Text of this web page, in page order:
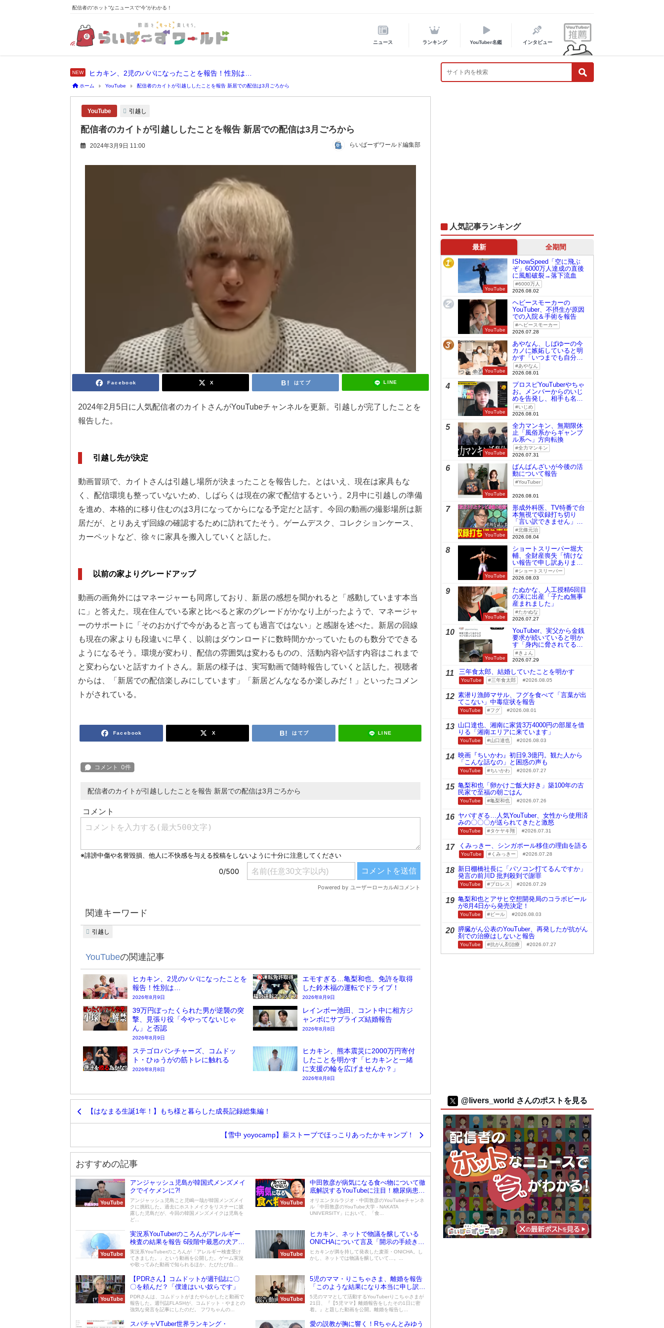
配信者の“ホット”なニュースで“今”がわかる！
ニュース ランキング YouTuber名鑑 インタビュー
ヒカキン、2児のパパになったことを報告！性別は…
ホーム YouTube 配信者のカイトが引越ししたことを報告 新居での配信は3月ごろから
YouTube 引越し
配信者のカイトが引越ししたことを報告 新居での配信は3月ごろから
2024年3月9日 11:00 らいばーずワールド編集部
Facebook X はてブ LINE
2024年2月5日に人気配信者のカイトさんがYouTubeチャンネルを更新。引越しが完了したことを
報告した。
引越し先が決定
動画冒頭で、カイトさんは引越し場所が決まったことを報告した。とはいえ、現在は家具もな
く、配信環境も整っていないため、しばらくは現在の家で配信するという。2月中に引越しの準備
を進め、本格的に移り住むのは3月になってからになる予定だと話す。今回の動画の撮影場所は新
居だが、とりあえず回線の確認するために訪れてたそう。ゲームデスク、コレクションケース、
カーペットなど、徐々に家具を搬入していくと話した。
以前の家よりグレードアップ
動画の画角外にはマネージャーも同席しており、新居の感想を聞かれると「感動しています本当
に」と答えた。現在住んでいる家と比べると家のグレードがかなり上がったようで、マネージャ
ーのサポートに「そのおかげで今があると言っても過言ではない」と感謝を述べた。新居の回線
も現在の家よりも段違いに早く、以前はダウンロードに数時間かかっていたものも数分でできる
ようになるそう。環境が変わり、配信の雰囲気は変わるものの、活動内容や話す内容はこれまで
と変わらないと話すカイトさん。新居の様子は、実写動画で随時報告していくと話した。視聴者
からは、「新居での配信楽しみにしています」「新居どんななるか楽しみだ！」といったコメン
トがされている。
Facebook X はてブ LINE
配信者のカイトが引越ししたことを報告 新居での配信は3月ごろから
関連キーワード
引越し
YouTubeの関連記事
ヒカキン、2児のパパになったことを
報告！性別は…
2026年8月9日
エモすぎる…亀梨和也、免許を取得
した鈴木福の運転でドライブ！
2026年8月9日
39万円ぼったくられた男が逆襲の突
撃、見張り役「今やってないじゃ
ん」と否認
2026年8月9日
レインボー池田、コント中に相方ジ
ャンボにサプライズ結婚報告
2026年8月8日
ステゴロパンチャーズ、コムドッ
ト・ひゅうがの筋トレに触れる
2026年8月8日
ヒカキン、熊本震災に2000万円寄付
したことを明かす「ヒカキンと一緒
に支援の輪を広げませんか？」
2026年8月8日
【はなまる生誕1年！】もち様と暮らした成長記録総集編！
【雪中 yoyocamp】薪ストーブでほっこりあったかキャンプ！
おすすめの記事
YouTube
アンジャッシュ児島が韓国式メンズメイ
クでイケメンに?!
アンジャッシュ児島こと児嶋一哉が韓国メンズメイ
クに挑戦した。過去にホストメイクをリスナーに披
露した児島だが、今回の韓国メンズメイクは児島を
ど...
YouTube
中田敦彦が病気になる食べ物について徹
底解説するYouTubeに注目！糖尿病患者
率の惨状は「日本の貧困化」が原因
オリエンタルラジオ・中田敦彦のYouTubeチャンネ
ル「中田敦彦のYouTube大学 - NAKATA
UNIVERSITY」において、「食...
YouTube
実況系YouTuberのころんがアレルギー
検査の結果を報告 6段階中最悪の犬アレ
ルギー
実況系YouTuberのころんが「アレルギー検査受け
てきました。」という動画を公開した。ゲーム実況
や歌ってみた動画で知られるほか、たびたび自...
YouTube
ヒカキン、ネットで物議を醸している
ONICHAについて言及「開示の手続きを
始めています」
ヒカキンが満を持して発表した麦茶・ONICHA。し
かし、ネットでは物議を醸していて…。...
YouTube
【PDRさん】コムドットが週刊誌に〇
〇を頼んだ？「僕達はいい奴らです」
PDRさんは、コムドットがまたやらかしたと動画で
報告した。週刊誌FLASHが、コムドット・やまとの
強気な発言を記事にしたのだ。 フワちゃんの...
YouTube
5児のママ・りこちゃさま、離婚を報告
「このような結果になり本当に申し訳ご
ざいません」
5児のママとして活動するYouTuberりこちゃさまが
21日、『【5児ママ】離婚報告をしたその1日に密
着。』と題した動画を公開。離婚を報告し...
スパチャVTuber世界ランキング・ 愛の説教が胸に響く！Rちゃんとみゆう
人気記事ランキング
最新 全期間
1
YouTube
IShowSpeed「空に飛ぶ
ぞ」6000万人達成の直後
に風船破裂→落下流血
6000万人
2026.08.02
2
YouTube
ヘビースモーカーの
YouTuber、不摂生が原因
での入院＆手術を報告
ヘビースモーカー
2026.07.28
3
YouTube
あやなん、しばゆーの今
カノに嫉妬していると明
かす「いつまでも自分の
ものみたいに…」
あやなん
2026.08.01
4
YouTube
プロスピYouTuberやちゃ
お。メンバーからのいじ
めを告発し、相手も名指
しで批判
いじめ
2026.08.01
5
YouTube
全力マンキン、無期限休
止「風俗系からギャンブ
ル系へ」方向転換
全力マンキン
2026.07.31
6
YouTube
ばんばんざいが今後の活
動について報告
YouTuber
2026.08.01
7
YouTube
形成外科医、TV特番で台
本無視で収録打ち切り
「言い訳できません」と
謝罪北條元治
2026.08.04
8
YouTube
ショートスリーパー堀大
輔、全財産喪失「情けな
い報告で申し訳ありませ
ん」ショートスリーパー
2026.08.03
9
YouTube
たぬかな、人工授精6回目
の末に出産「子たぬ無事
産まれました」
たかぬな
2026.07.27
10
YouTube
YouTuber、実父から金銭
要求が続いていると明か
す「身内に脅されてる
の」きょん
2026.07.29
11 三年食太郎、結婚していたことを明かす
YouTube 三年食太郎 2026.08.05
12 素潜り漁師マサル、フグを食べて「言葉が出
てこない」中毒症状を報告
YouTube フグ 2026.08.01
13 山口達也、湘南に家賃3万4000円の部屋を借
りる「湘南エリアに来ています」
YouTube 山口達也 2026.08.03
14 映画『ちいかわ』初日9.3億円。観た人から
「こんな話なの」と困惑の声も
YouTube ちいかわ 2026.07.27
15 亀梨和也「卵かけご飯大好き」築100年の古
民家で至福の朝ごはん
YouTube 亀梨和也 2026.07.26
16 ヤバすぎる…人気YouTuber、女性から使用済
みの〇〇〇が送られてきたと激怒
YouTube タケヤキ翔 2026.07.31
17 くみっきー、シンガポール移住の理由を語る
YouTube くみっきー 2026.07.28
18 新日棚橋社長に「パソコン打てるんですか」
発言の前川D 批判殺到で謝罪
YouTube プロレス 2026.07.29
19 亀梨和也とアサヒ空想開発局のコラボビール
が8月4日から発売決定！
YouTube ビール 2026.08.03
20 膵臓がん公表のYouTuber、再発したが抗がん
剤での治療はしないと報告
YouTube 抗がん剤治療 2026.07.27
@livers_world さんのポストを見る